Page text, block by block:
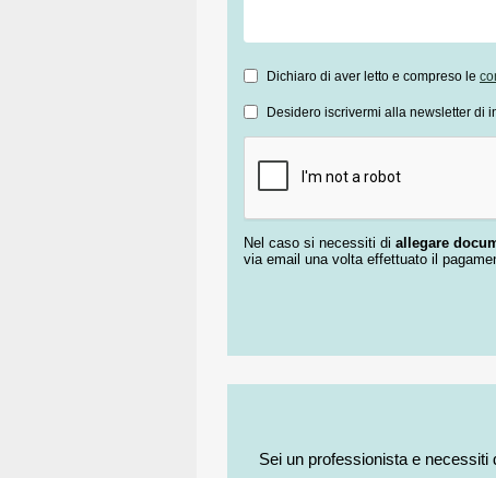
Dichiaro di aver letto e compreso le
Desidero iscrivermi alla newsletter di
Nel caso si necessiti di allegare
via email una volta effettuato il
Sei un professionista e necessiti